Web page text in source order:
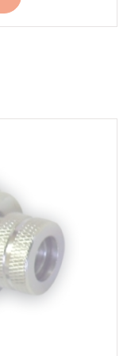
afin d'optimiser